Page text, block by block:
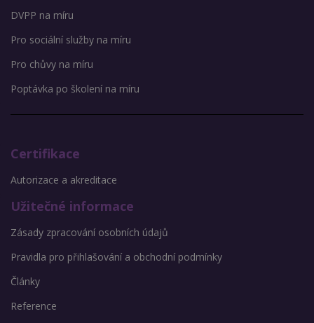
DVPP na míru
Pro sociální služby na míru
Pro chůvy na míru
Poptávka po školení na míru
Certifikace
Autorizace a akreditace
Užitečné informace
Zásady zpracování osobních údajů
Pravidla pro přihlašování a obchodní podmínky
Články
Reference